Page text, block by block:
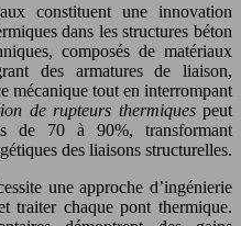
constituent une innovation
dans les structures béton
composés de matériaux
des armatures de liaison,
mécanique tout en interrompant
de rupteurs thermiquespeut
de 70 à 90%, transformant
des liaisons structurelles.
une approche d’ingénierie
traiter chaque pont thermique.